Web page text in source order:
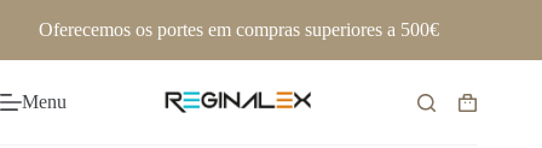
Oferecemos os portes em compras superiores a 500€
Menu
Carrinho